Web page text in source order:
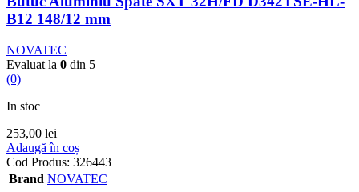
B12 148/12 mm
NOVATEC
Evaluat la 0 din 5
(0)
In stoc
253,00 lei
Adaugă în coș
Cod Produs: 326443
Brand NOVATEC